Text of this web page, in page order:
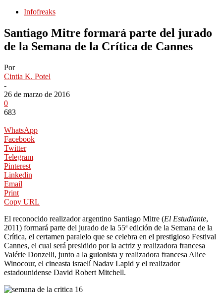
Infofreaks
Santiago Mitre formará parte del jurado
de la Semana de la Crítica de Cannes
Por
Cintia K. Potel
-
26 de marzo de 2016
0
683
WhatsApp
Facebook
Twitter
Telegram
Pinterest
Linkedin
Email
Print
Copy URL
El reconocido realizador argentino Santiago Mitre (El Estudiante,
2011) formará parte del jurado de la 55ª edición de la Semana de la
Crítica, el certamen paralelo que se celebra en el prestigioso Festival
Cannes, el cual será presidido por la actriz y realizadora francesa
Valérie Donzelli, junto a la guionista y realizadora francesa Alice
Winocour, el cineasta israelí Nadav Lapid y el realizador
estadounidense David Robert Mitchell.